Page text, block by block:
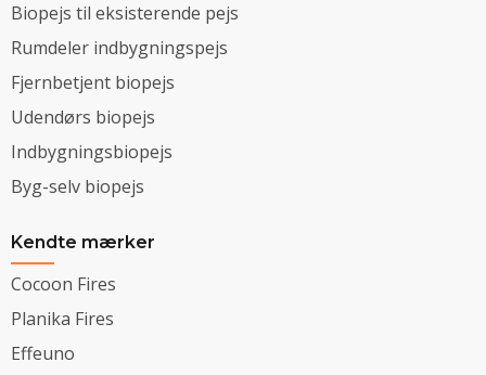
Biopejs til eksisterende pejs
Rumdeler indbygningspejs
Fjernbetjent biopejs
Udendørs biopejs
Indbygningsbiopejs
Byg-selv biopejs
Kendte mærker
Cocoon Fires
Planika Fires
Effeuno